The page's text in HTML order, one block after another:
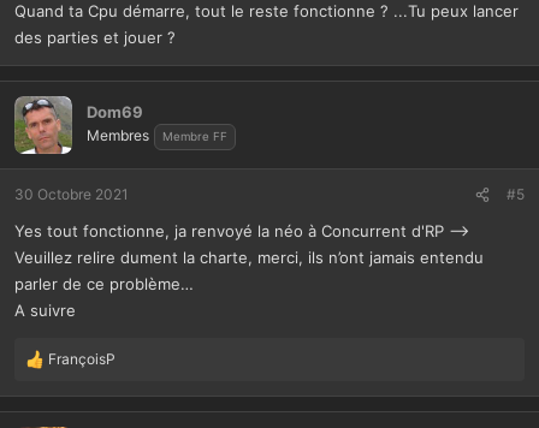
Quand ta Cpu démarre, tout le reste fonctionne ? ...Tu peux lancer
des parties et jouer ?
Dom69
Membres Membre FF
30 Octobre 2021 #5
Yes tout fonctionne, ja renvoyé la néo à Concurrent d'RP -->
Veuillez relire dument la charte, merci, ils n’ont jamais entendu
parler de ce problème…
A suivre
L
s
FrançoisP